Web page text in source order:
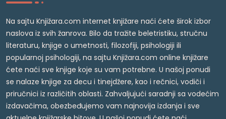
Na sajtu Knjižara.com internet knjižare naći ćete širok izbor
naslova iz svih žanrova. Bilo da tražite beletristiku, stručnu
literaturu, knjige o umetnosti, filozofiji, psihologiji ili
popularnoj psihologiji, na sajtu Knjižara.com online knjižare
ćete naći sve knjige koje su vam potrebne. U našoj ponudi
se nalaze knjige za decu i tinejdžere, kao i rečnici, vodiči i
priručnici iz različitih oblasti. Zahvaljujući saradnji sa vodećim
izdavačima, obezbeđujemo vam najnovija izdanja i sve